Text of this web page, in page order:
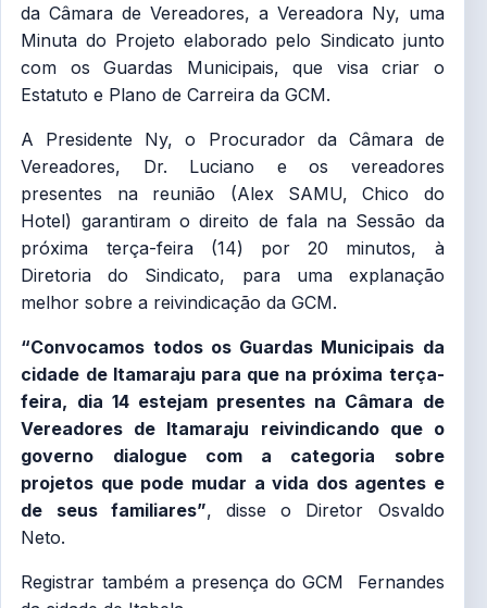
da Câmara de Vereadores, a Vereadora Ny, uma
Minuta do Projeto elaborado pelo Sindicato junto
com os Guardas Municipais, que visa criar o
Estatuto e Plano de Carreira da GCM.
A Presidente Ny, o Procurador da Câmara de
Vereadores, Dr. Luciano e os vereadores
presentes na reunião (Alex SAMU, Chico do
Hotel) garantiram o direito de fala na Sessão da
próxima terça-feira (14) por 20 minutos, à
Diretoria do Sindicato, para uma explanação
melhor sobre a reivindicação da GCM.
“Convocamos todos os Guardas Municipais da
cidade de Itamaraju para que na próxima terça-
feira, dia 14 estejam presentes na Câmara de
Vereadores de Itamaraju reivindicando que o
governo dialogue com a categoria sobre
projetos que pode mudar a vida dos agentes e
de seus familiares”, disse o Diretor Osvaldo
Neto.
Registrar também a presença do GCM Fernandes